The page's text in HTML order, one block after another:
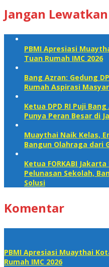
Jangan Lewatkan
PBMI Apresiasi
Tuan Rumah IMC 2026
Bang Azran: Gedung
Rumah Aspirasi
Ketua DPD RI Puji
Punya Peran Besar di
Muaythai Naik Kelas,
Bangun Olahraga dari
Ketua FORKABI
Pelunasan Sekolah,
Solusi
Komentar
PBMI Apresiasi Muaythai
Rumah IMC 2026